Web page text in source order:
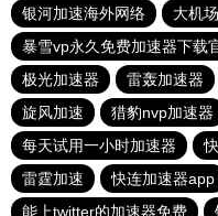
银河加速海外网络
大机
暴雪vp永久免费加速器下载
极光加速器
雷轰加速器
旋风加速
猎豹nvp加速器
每天试用一小时加速器
雷霆加速
快连加速器app
能上twitter的加速器免费